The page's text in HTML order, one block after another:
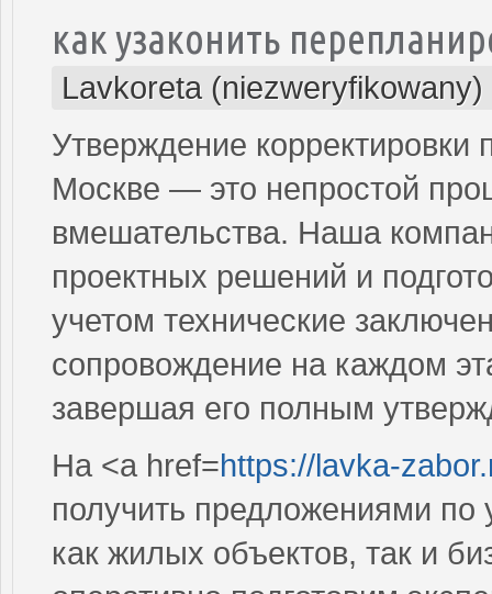
как узаконить
Lavkoreta (niezweryfikowany)
Утверждение
Москве — это непростой
вмешательства. Наша
проектных решений и
учетом технические
сопровождение на каждом
завершая его полным
На <a href=https://lavka-
получить предложениями
как жилых объектов, так и